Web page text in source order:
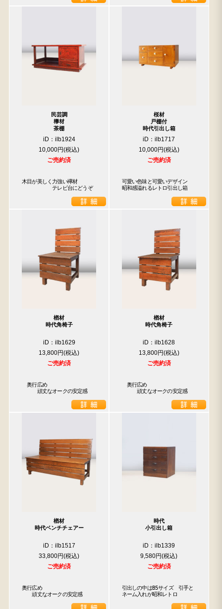
民芸調
﨔材
茶棚
iD：ilb1924
10,000円
ご売約済
木目が美しく力強い欅材
テレビ台にどうぞ
桜材
戸棚付
時代引出し箱
iD：ilb1717
10,000円
ご売約済
可愛い色味と可愛いデザイン
昭和感溢れるレトロ引出し箱
楢材
時代角椅子
iD：ilb1629
13,800円
ご売約済
奥行広め
頑丈なオークの安定感
楢材
時代角椅子
iD：ilb1628
13,800円
ご売約済
奥行広め
頑丈なオークの安定感
楢材
時代ベンチチェアー
iD：ilb1517
33,800円
ご売約済
奥行広め
頑丈なオークの安定感
時代
小引出し箱
iD：ilb1339
9,580円
ご売約済
引出しの中はB5サイズ　引手と
ネーム入れが昭和レトロ